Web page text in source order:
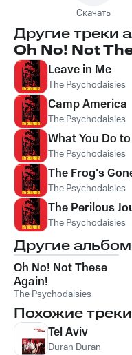
Скачать
Другие треки
Oh No! Not
Leave in Me
The Psychodaisies
Camp America
The Psychodaisies
What You Do
The Psychodaisies
The Frog's
The Psychodaisies
The Perilous
The Psychodaisies
Другие
Oh No! Not These
Again!
The Psychodaisies
Похожие треки
Tel Aviv
Duran Duran